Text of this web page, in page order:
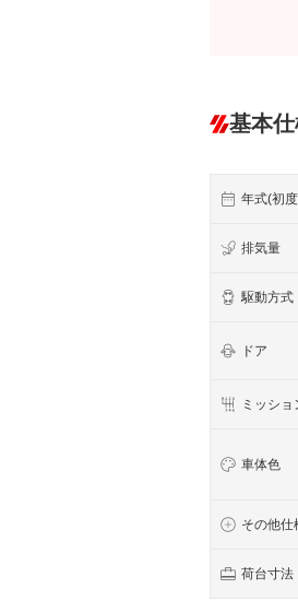
基本
年式(初
排気量
駆動方式
ドア
ミッショ
車体色
その他仕
荷台寸法